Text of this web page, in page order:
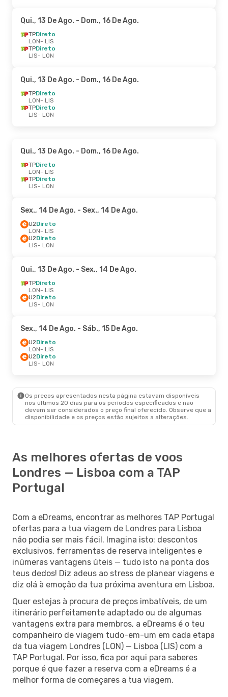
Qui., 13 De Ago. - Dom., 16 De Ago.
TPDireto
LON- LIS
TPDireto
LIS- LON
Qui., 13 De Ago. - Dom., 16 De Ago.
TPDireto
LON- LIS
TPDireto
LIS- LON
Qui., 13 De Ago. - Dom., 16 De Ago.
TPDireto
LON- LIS
TPDireto
LIS- LON
Sex., 14 De Ago. - Sex., 14 De Ago.
U2Direto
LON- LIS
U2Direto
LIS- LON
Qui., 13 De Ago. - Sex., 14 De Ago.
TPDireto
LON- LIS
U2Direto
LIS- LON
Sex., 14 De Ago. - Sáb., 15 De Ago.
U2Direto
LON- LIS
U2Direto
LIS- LON
Os preços apresentados nesta página estavam disponíveis
nos últimos 20 dias para os períodos especificados e não
devem ser considerados o preço final oferecido. Observe que a
disponibilidade e os preços estão sujeitos a alterações.
As melhores ofertas de voos
Londres — Lisboa com a TAP
Portugal
Com a eDreams, encontrar as melhores TAP Portugal
ofertas para a tua viagem de Londres para Lisboa
não podia ser mais fácil. Imagina isto: descontos
exclusivos, ferramentas de reserva inteligentes e
inúmeras vantagens úteis — tudo isto na ponta dos
teus dedos! Diz adeus ao stress de planear viagens e
diz olá à emoção da tua próxima aventura em Lisboa.
Quer estejas à procura de preços imbatíveis, de um
itinerário perfeitamente adaptado ou de algumas
vantagens extra para membros, a eDreams é o teu
companheiro de viagem tudo-em-um em cada etapa
da tua viagem Londres (LON) — Lisboa (LIS) com a
TAP Portugal. Por isso, fica por aqui para saberes
porque é que fazer a reserva com a eDreams é a
melhor forma de começares a tua viagem.